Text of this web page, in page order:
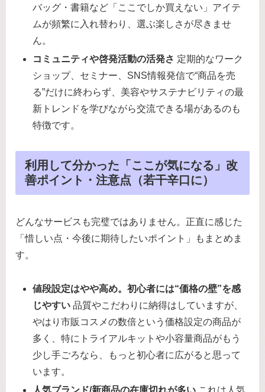
バッグ・書籍など「ここでしか買えない」アイテ
ムが頻繁に入れ替わり、選ぶ楽しさが尽きませ
ん。
コミュニティや啓発活動の活発さ 定期的なワーク
ショップ、セミナー、SNS情報発信で“商品を売
る”だけに終わらず、美容やサステナビリティの最
新トレンドを学びながら交流できる場があるのも
特徴です。
利用して分かった「ここが気になる」改
善ポイント・注意点（若干辛口に）
どんなサービスも完璧ではありません。正直に感じた
「惜しい点・今後に期待したいポイント」もまとめま
す。
値段設定はやや高め。初心者には“価格の壁”を感
じやすい 品質やこだわりに納得はしていますが、
やはり市販コスメの数倍という価格設定の商品が
多く、特にトライアルキットや小容量商品がもう
少し手ごろなら、もっと初心者に広がると思って
います。